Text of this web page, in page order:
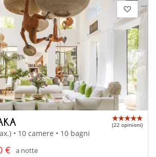
(22 opinioni)
• 10 camere • 10 bagni
€
a notte